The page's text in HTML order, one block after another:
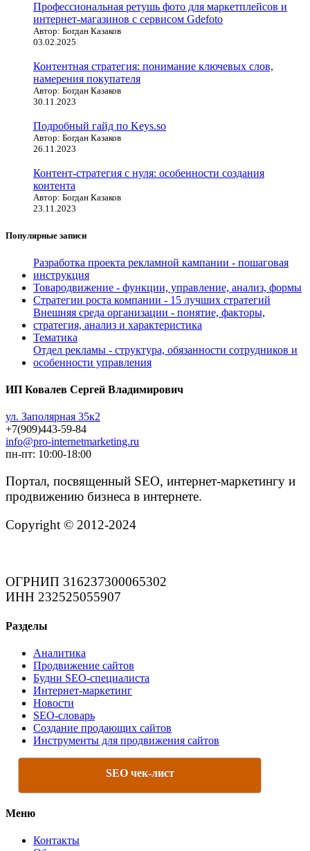
Профессиональная ретушь фото для маркетплейсов и
интернет-магазинов с сервисом Gdefoto
Автор: Богдан Казаков
03.02.2025
Контентная стратегия: понимание ключевых слов,
намерения покупателя
Автор: Богдан Казаков
30.11.2023
Подробный гайд по Keys.so
Автор: Богдан Казаков
26.11.2023
Контент-стратегия с нуля: особенности создания
контента
Автор: Богдан Казаков
23.11.2023
Популярные записи
Разработка проекта рекламной кампании - пошаговая
инструкция
Товародвижение - функции, управление, анализ, формы
Стратегии роста компании - 15 лучших стратегий
Внешняя среда организации - понятие, факторы,
стратегия, анализ и характеристика
Тематика
Отдел рекламы - структура, обязанности сотрудников и
особенности управления
ИП Ковалев Сергей Владимирович
ул. Заполярная 35к2
+7(909)443-59-84
info@pro-internetmarketing.ru
пн-пт: 10:00-18:00
Портал, посвященный SEO, интернет-маркетингу и
продвижению бизнеса в интернете.
Copyright © 2012-2024
ОГРНИП 316237300065302
ИНН 232525055907
Разделы
Аналитика
Продвижение сайтов
Будни SEO-специалиста
Интернет-маркетинг
Новости
SEO-словарь
Создание продающих сайтов
Инструменты для продвижения сайтов
SEO чек-лист
Меню
Контакты